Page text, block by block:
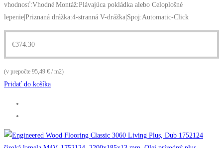
vhodnosť:Vhodné|Montáž:Plávajúca pokládka alebo Celoplošné
lepenie|Priznaná drážka:4-stranná V-drážka|Spoj:Automatic-Click
€374.30
(v prepočte 95,49 € / m2)
Pridať do košíka